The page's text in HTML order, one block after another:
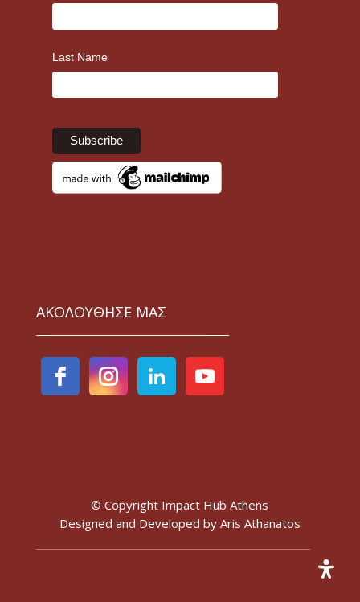
Last Name
ΑΚΟΛΟΥΘΗΣΕ ΜΑΣ
© Copyright Impact Hub Athens
Designed and Developed by Aris Athanatos